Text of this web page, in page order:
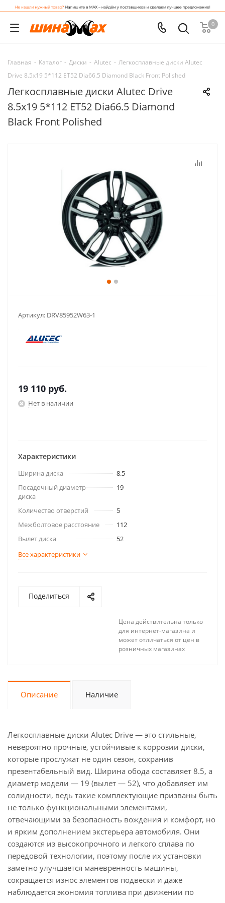
0
Главная - Каталог - Диски - Alutec - Легкосплавные диски Alutec
Drive 8.5x19 5*112 ET52 Dia66.5 Diamond Black Front Polished
Легкосплавные диски Alutec Drive
8.5x19 5*112 ET52 Dia66.5 Diamond
Black Front Polished
Артикул: DRV85952W63-1
19 110 руб.
Нет в наличии
Характеристики
Ширина диска
8.5
Посадочный диаметр
диска
19
Количество отверстий
5
Межболтовое расстояние
112
Вылет диска
52
Все характеристики
Поделиться
Цена действительна только
для интернет-магазина и
может отличаться от цен в
розничных магазинах
Описание Наличие
Легкосплавные диски Alutec Drive — это стильные,
невероятно прочные, устойчивые к коррозии диски,
которые прослужат не один сезон, сохранив
презентабельный вид. Ширина обода составляет 8.5, а
диаметр модели — 19 (вылет — 52), что добавляет им
солидности, ведь такие комплектующие призваны быть
не только функциональными элементами,
отвечающими за безопасность вождения и комфорт, но
и ярким дополнением экстерьера автомобиля. Они
создаются из высокопрочного и легкого сплава по
передовой технологии, поэтому после их установки
заметно улучшается маневренность машины,
сокращается износ элементов подвески и даже
наблюдается экономия топлива при движении по